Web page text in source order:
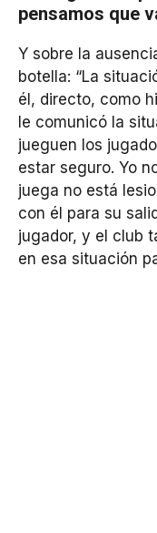
pensamos que
Y sobre la
botella: “La
él, directo, como
le comunicó la
jueguen los
estar seguro. Yo
juega no está
con él para su
jugador, y el club
en esa situación